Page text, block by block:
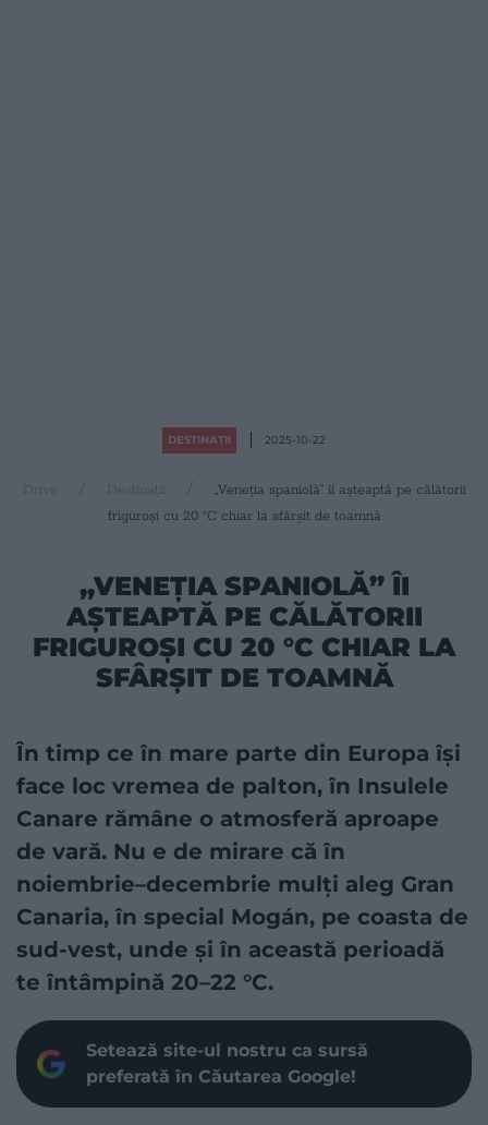
DESTINAȚII 2025-10-22
Drive
„Veneția spaniolă” îi așteaptă pe călătorii
friguroși cu 20 °C chiar la sfârșit de toamnă
„VENEȚIA SPANIOLĂ” ÎI
AȘTEAPTĂ PE CĂLĂTORII
FRIGUROȘI CU 20 °C CHIAR LA
SFÂRȘIT DE TOAMNĂ
În timp ce în mare parte din Europa își
face loc vremea de palton, în Insulele
Canare rămâne o atmosferă aproape
de vară. Nu e de mirare că în
noiembrie–decembrie mulți aleg Gran
Canaria, în special Mogán, pe coasta de
sud-vest, unde și în această perioadă
te întâmpină 20–22 °C.
Setează site-ul nostru ca sursă
preferată în Căutarea Google!